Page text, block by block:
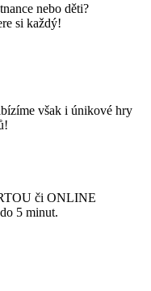
nebo děti?
si každý!
však i únikové hry
či ONLINE
5 minut.